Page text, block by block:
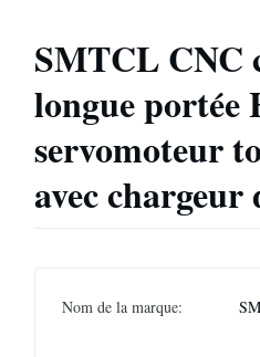
SMTCL CNC
longue
servomoteur
avec
Nom de la marque: